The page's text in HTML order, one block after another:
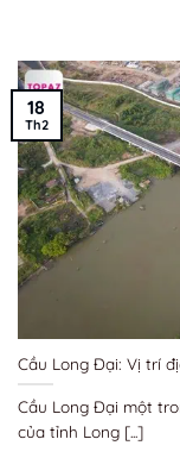
Cầu Long Đại: Vị trí
Cầu Long Đại một
của tỉnh Long [...]
18
Th2